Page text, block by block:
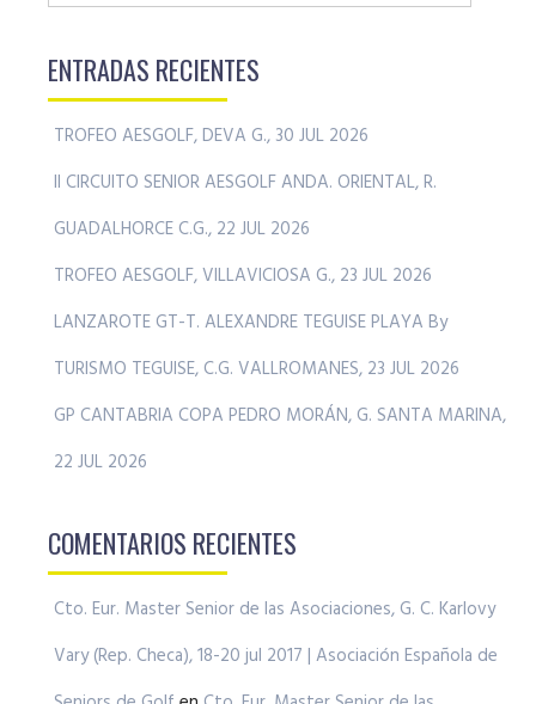
ENTRADAS RECIENTES
TROFEO AESGOLF, DEVA G., 30 JUL 2026
II CIRCUITO SENIOR AESGOLF ANDA. ORIENTAL, R.
GUADALHORCE C.G., 22 JUL 2026
TROFEO AESGOLF, VILLAVICIOSA G., 23 JUL 2026
LANZAROTE GT-T. ALEXANDRE TEGUISE PLAYA By
TURISMO TEGUISE, C.G. VALLROMANES, 23 JUL 2026
GP CANTABRIA COPA PEDRO MORÁN, G. SANTA MARINA,
22 JUL 2026
COMENTARIOS RECIENTES
Cto. Eur. Master Senior de las Asociaciones, G. C. Karlovy
Vary (Rep. Checa), 18-20 jul 2017 | Asociación Española de